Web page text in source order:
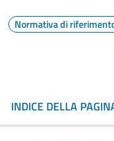
Normativa di
INDICE DELLA